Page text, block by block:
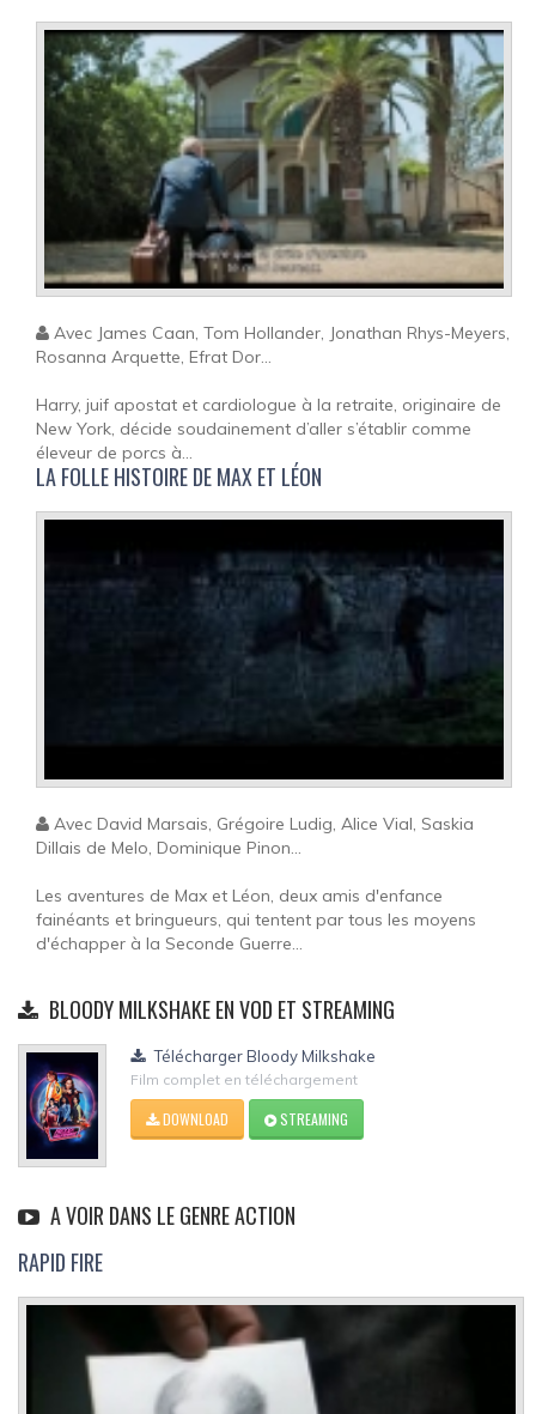
Avec James Caan, Tom Hollander, Jonathan Rhys-Meyers,
Rosanna Arquette, Efrat Dor...
Harry, juif apostat et cardiologue à la retraite, originaire de
New York, décide soudainement d’aller s’établir comme
éleveur de porcs à...
LA FOLLE HISTOIRE DE MAX ET LÉON
Avec David Marsais, Grégoire Ludig, Alice Vial, Saskia
Dillais de Melo, Dominique Pinon...
Les aventures de Max et Léon, deux amis d'enfance
fainéants et bringueurs, qui tentent par tous les moyens
d'échapper à la Seconde Guerre...
BLOODY MILKSHAKE EN VOD ET STREAMING
Télécharger Bloody Milkshake
Film complet en téléchargement
DOWNLOAD STREAMING
A VOIR DANS LE GENRE ACTION
RAPID FIRE